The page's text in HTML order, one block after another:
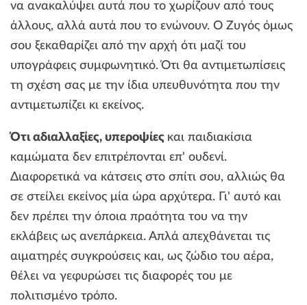
να ανακαλύψει αυτά που το χωρίζουν από τους
άλλους, αλλά αυτά που το ενώνουν. Ο Ζυγός όμως
σου ξεκαθαρίζει από την αρχή ότι μαζί του
υπογράφεις συμφωνητικό. Ότι θα αντιμετωπίσεις
τη σχέση σας με την ίδια υπευθυνότητα που την
αντιμετωπίζει κι εκείνος.
Ότι αδιαλλαξίες, υπεροψίες και παιδιακίσια
καμώματα δεν επιτρέπονται επ' ουδενί.
Διαφορετικά να κάτσεις στο σπίτι σου, αλλιώς θα
σε στείλει εκείνος μία ώρα αρχύτερα. Γι' αυτό και
δεν πρέπει την όποια πραότητα του να την
εκλάβεις ως ανεπάρκεια. Απλά απεχθάνεται τις
αιματηρές συγκρούσεις και, ως ζώδιο του αέρα,
θέλει να γεφυρώσει τις διαφορές του με
πολιτισμένο τρόπο.